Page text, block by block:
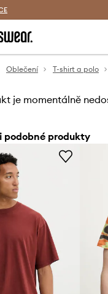
Oblečení T-shirt a polo
je momentálně
podobné produkty